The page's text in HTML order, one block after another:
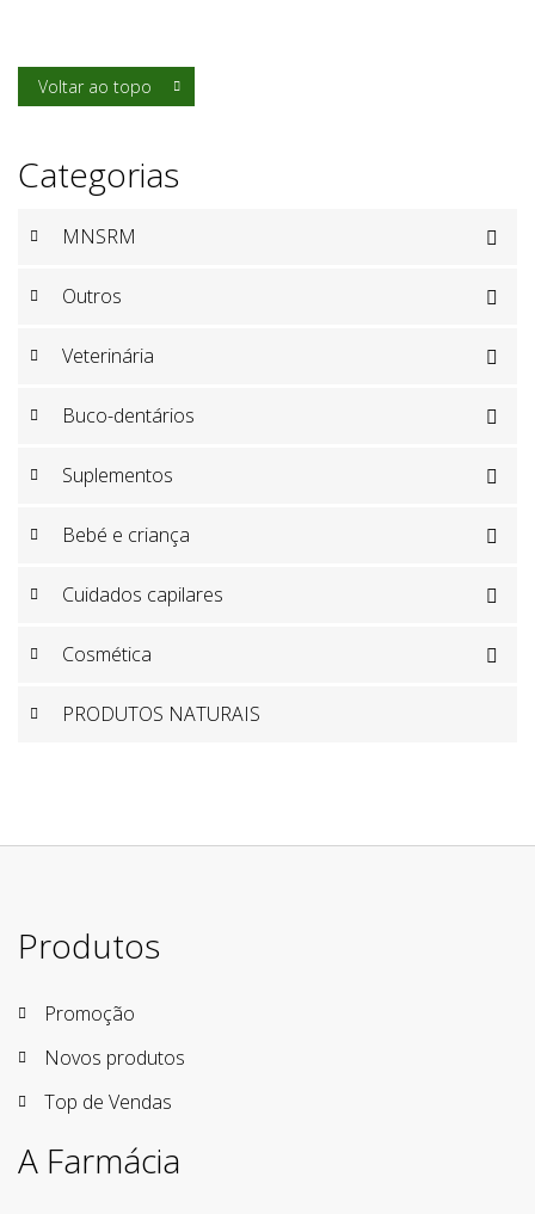
Categorias
MNSRM 
Outros 
Veterinária 
Buco-dentários 
Suplementos 
Bebé e criança 
Cuidados capilares 
Cosmética 
PRODUTOS NATURAIS
Voltar ao topo 
Produtos
Promoção
Novos produtos
Top de Vendas
A Farmácia